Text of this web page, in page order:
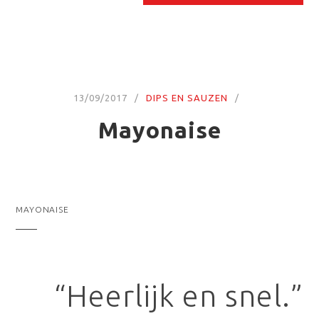
13/09/2017 DIPS EN SAUZEN
Mayonaise
MAYONAISE
“Heerlijk en snel.”